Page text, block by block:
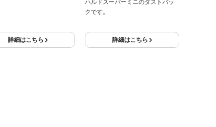
詳細はこちら
ハルドスーパーミニのダストバッ
クです。
詳細はこちら